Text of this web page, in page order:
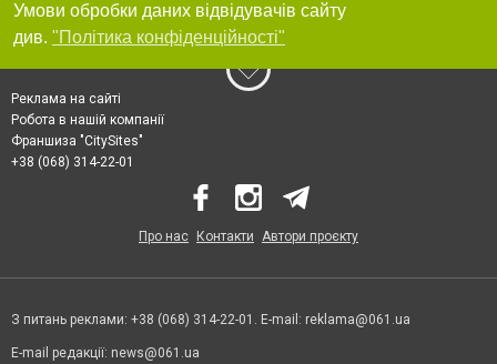
Умови обробки даних відвідувачів сайту
див. "Політика конфіденційності"
Реклама на сайті
Робота в нашій компанії
Франшиза "CitySites"
+38 (068) 314-22-01
Про нас Контакти Автори проєкту
З питань реклами: +38 (068) 314-22-01. E-mail: reklama@061.ua
E-mail редакції: news@061.ua